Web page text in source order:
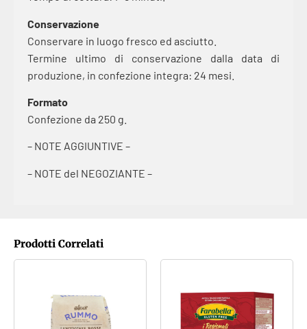
Conservazione
Conservare in luogo fresco ed asciutto.
Termine ultimo di conservazione dalla data di
produzione, in confezione integra: 24 mesi.
Formato
Confezione da 250 g.
– NOTE AGGIUNTIVE –
– NOTE del NEGOZIANTE –
Prodotti Correlati